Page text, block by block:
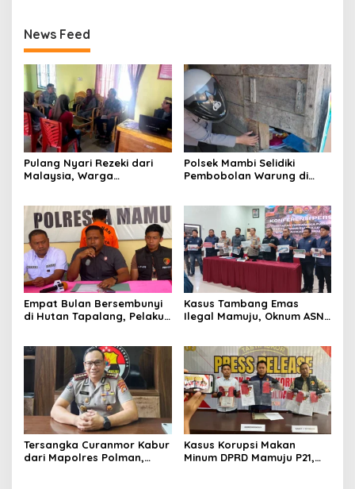
News Feed
Pulang Nyari Rezeki dari
Malaysia, Warga
Bersertifikat atas Nama
Orang Lain
Polsek Mambi Selidiki
Pembobolan Warung di
Empat Bulan Bersembunyi
di Hutan Tapalang, Pelaku
Kasus Tambang Emas
Ilegal Mamuju, Oknum ASN
Tersangka Curanmor Kabur
dari Mapolres Polman,
Kasus Korupsi Makan
Minum DPRD Mamuju P21,